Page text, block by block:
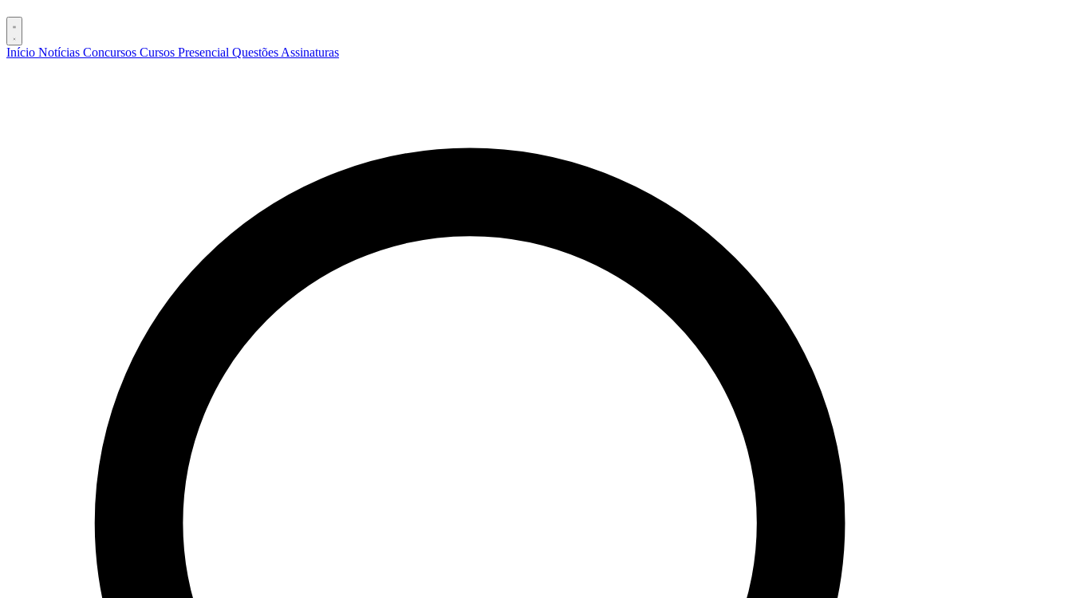
Início Notícias Concursos Cursos Presencial Questões Assinaturas